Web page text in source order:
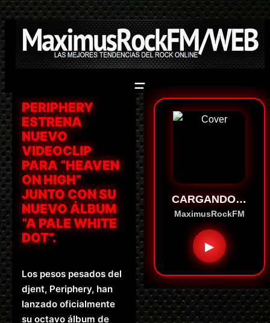
Saltar
al
contenido
PERIPHERY
ESTRENA
NUEVO
VIDEOCLIP
PARA “HEAVEN
ON HIGH”
JUNTO CON SU
NUEVO ÁLBUM
“A PALE WHITE
DOT”.
Los pesos pesados ​​del
djent, Periphery, han
lanzado oficialmente
su octavo álbum de
CARGANDO…
MaximusRockFM
▶